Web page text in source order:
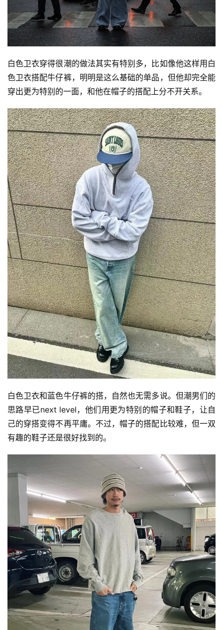
白色卫衣穿得很潮的做法其实有特别多，比如像他这样用白
色卫衣搭配牛仔裤，明明是这么基础的单品，但他却完全能
穿出更为特别的一面，和他在帽子的搭配上分不开关系。
白色卫衣和蓝色牛仔裤的搭，自然也无需多说。但潮男们的
思路早已next level，他们用更为特别的帽子和鞋子，让自
己的穿搭变得不再平庸。不过，帽子的搭配比较难，但一双
有趣的鞋子还是很好找到的。